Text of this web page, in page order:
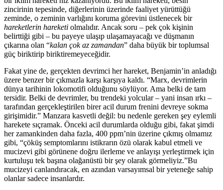
zincirinin tepesinde, diğerlerinin üzerinde faaliyet yürüttüğü
zeminde, o zeminin varlığını koruma görevini üstlenecek bir
hareketlerin hareketi olmalıdır. Ancak soru – pek çok kişinin
belirttiği gibi – bu payeye ulaşıp ulaşamayacağı ve düşmanın
çıkarına olan “kalan çok az zamandan” daha büyük bir toplumsal
güç biriktirip biriktiremeyeceğidir.
Fakat yine de, gerçekten devrimci her hareket, Benjamin’in anladığı
üzere benzer bir çıkmazla karşı karşıya kaldı. “Marx, devrimlerin
dünya tarihinin lokomotifi olduğunu söylüyor. Ama belki de tam
tersidir. Belki de devrimler, bu trendeki yolcular – yani insan ırkı –
tarafından gerçekleştirilen birer acil durum frenini devreye sokma
girişimidir.” Manzara kasvetli değil: bu nedenle gereken şey eylemli
harekete sıçramak. Önceki acil durumlarda olduğu gibi, fakat şimdi
her zamankinden daha fazla, 400 ppm’nin üzerine çıkmış olmamız
gibi, “çöküş semptomlarını istikrarın özü olarak kabul etmeli ve
mucizevi gibi görünene doğru ilerleme ve anlayışı yerleştirmek için
kurtuluşu tek başına olağanüstü bir şey olarak görmeliyiz.”Bu
mucizeyi canlandıracak, en azından varsayımsal bir yeteneğe sahip
olanlar sadece insanlardır.